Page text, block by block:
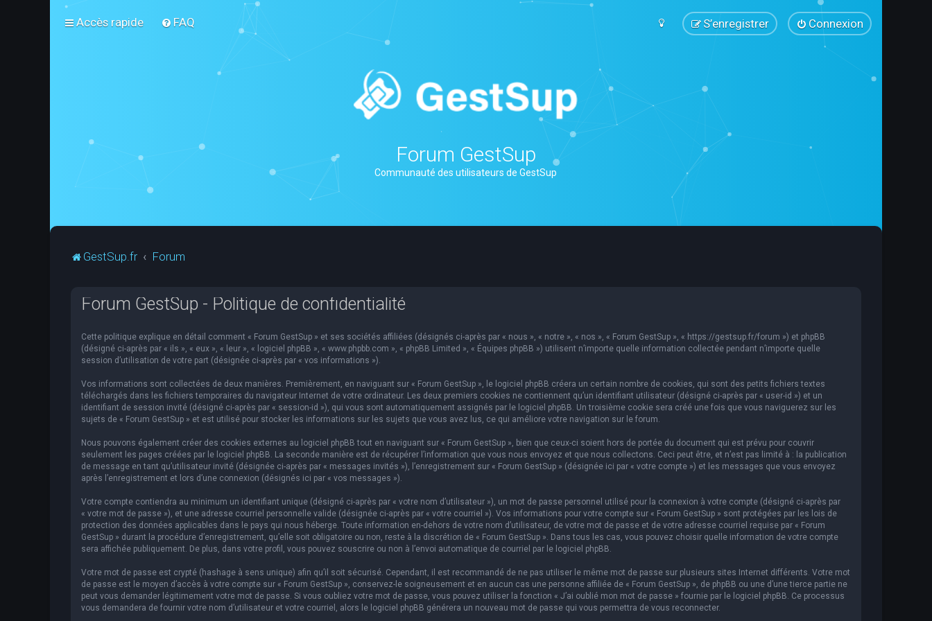
Accès rapide FAQ Connexion
S’enregistrer
Forum GestSup
Communauté des utilisateurs de GestSup
GestSup.fr Forum
Forum GestSup - Politique de confidentialité
Cette politique explique en détail comment « Forum GestSup » et ses sociétés affiliées (désignés ci-après par « nous », « notre », « nos », « Forum GestSup », « https://gestsup.fr/forum ») et phpBB
(désigné ci-après par « ils », « eux », « leur », « logiciel phpBB », « www.phpbb.com », « phpBB Limited », « Équipes phpBB ») utilisent n’importe quelle information collectée pendant n’importe quelle
session d’utilisation de votre part (désignée ci-après par « vos informations »).
Vos informations sont collectées de deux manières. Premièrement, en naviguant sur « Forum GestSup », le logiciel phpBB créera un certain nombre de cookies, qui sont des petits fichiers textes
téléchargés dans les fichiers temporaires du navigateur Internet de votre ordinateur. Les deux premiers cookies ne contiennent qu’un identifiant utilisateur (désigné ci-après par « user-id ») et un
identifiant de session invité (désigné ci-après par « session-id »), qui vous sont automatiquement assignés par le logiciel phpBB. Un troisième cookie sera créé une fois que vous naviguerez sur les
sujets de « Forum GestSup » et est utilisé pour stocker les informations sur les sujets que vous avez lus, ce qui améliore votre navigation sur le forum.
Nous pouvons également créer des cookies externes au logiciel phpBB tout en naviguant sur « Forum GestSup », bien que ceux-ci soient hors de portée du document qui est prévu pour couvrir
seulement les pages créées par le logiciel phpBB. La seconde manière est de récupérer l’information que vous nous envoyez et que nous collectons. Ceci peut être, et n’est pas limité à : la publication
de message en tant qu’utilisateur invité (désignée ci-après par « messages invités »), l’enregistrement sur « Forum GestSup » (désignée ici par « votre compte ») et les messages que vous envoyez
après l’enregistrement et lors d’une connexion (désignés ici par « vos messages »).
Votre compte contiendra au minimum un identifiant unique (désigné ci-après par « votre nom d’utilisateur »), un mot de passe personnel utilisé pour la connexion à votre compte (désigné ci-après par
« votre mot de passe »), et une adresse courriel personnelle valide (désignée ci-après par « votre courriel »). Vos informations pour votre compte sur « Forum GestSup » sont protégées par les lois de
protection des données applicables dans le pays qui nous héberge. Toute information en-dehors de votre nom d’utilisateur, de votre mot de passe et de votre adresse courriel requise par « Forum
GestSup » durant la procédure d’enregistrement, qu’elle soit obligatoire ou non, reste à la discrétion de « Forum GestSup ». Dans tous les cas, vous pouvez choisir quelle information de votre compte
sera affichée publiquement. De plus, dans votre profil, vous pouvez souscrire ou non à l’envoi automatique de courriel par le logiciel phpBB.
Votre mot de passe est crypté (hashage à sens unique) afin qu’il soit sécurisé. Cependant, il est recommandé de ne pas utiliser le même mot de passe sur plusieurs sites Internet différents. Votre mot
de passe est le moyen d’accès à votre compte sur « Forum GestSup », conservez-le soigneusement et en aucun cas une personne affiliée de « Forum GestSup », de phpBB ou une d’une tierce partie ne
peut vous demander légitimement votre mot de passe. Si vous oubliez votre mot de passe, vous pouvez utiliser la fonction « J’ai oublié mon mot de passe » fournie par le logiciel phpBB. Ce processus
vous demandera de fournir votre nom d’utilisateur et votre courriel, alors le logiciel phpBB générera un nouveau mot de passe qui vous permettra de vous reconnecter.